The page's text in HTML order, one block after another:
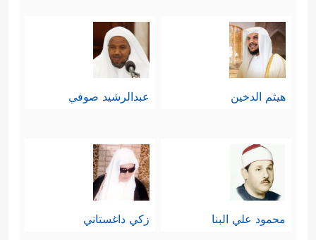
هيثم الدخين عبدالرشيد صوفي
محمود علي البنا زكي داغستاني